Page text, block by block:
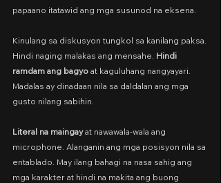
papaano itatawid ang mga susunod na eksena.
Kinulang sa diskusyon tungkol sa kanilang paksa.
Hindi naging malakas ang mensahe. Hindi
ramdam ang bagyo at kaguluhang nangyayari.
Madalas ay dinadaan nila sa daldalan ang mga
gusto nilang sabihin.
Literal na maingay at nawawala-wala ang
microphone. Alanganin ang mga posisyon nila sa
entablado. May ilang bahagi na nasa sahig ang
mga karakter at hindi na makita ang buong